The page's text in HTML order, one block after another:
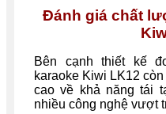
Đánh giá chất
Bên cạnh thiết kế
karaoke Kiwi LK12
cao về khả năng tái
nhiều công nghệ vượt